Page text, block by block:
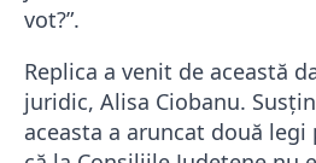
vot?”.
Replica a venit de această
juridic, Alisa Ciobanu.
aceasta a aruncat două